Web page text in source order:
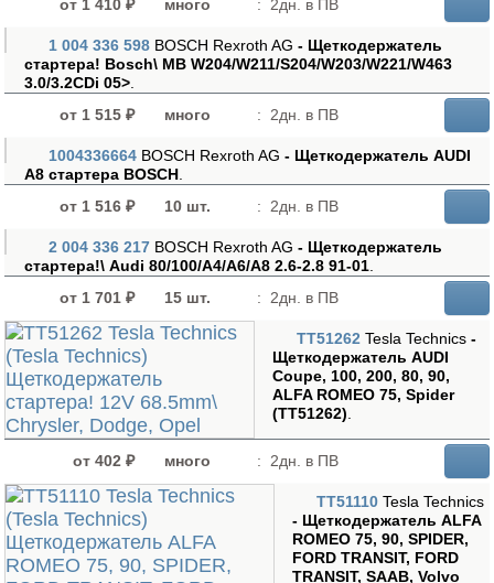
от 1 410 ₽
много : 2дн. в ПВ
1 004 336 598 BOSCH Rexroth AG - Щеткодержатель
стартера! Bosch\ MB W204/W211/S204/W203/W221/W463
3.0/3.2CDi 05>
от 1 515 ₽
много : 2дн. в ПВ
1004336664 BOSCH Rexroth AG - Щеткодержатель AUDI
A8 стартера BOSCH
от 1 516 ₽
10 шт. : 2дн. в ПВ
2 004 336 217 BOSCH Rexroth AG - Щеткодержатель
стартера!\ Audi 80/100/A4/A6/A8 2.6-2.8 91-01
от 1 701 ₽
15 шт. : 2дн. в ПВ
TT51262 Tesla Technics -
Щеткодержатель AUDI
Coupe, 100, 200, 80, 90,
ALFA ROMEO 75, Spider
(TT51262)
от 402 ₽ много : 2дн. в ПВ
TT51110 Tesla Technics
- Щеткодержатель ALFA
ROMEO 75, 90, SPIDER,
FORD TRANSIT, FORD
TRANSIT, SAAB, Volvo